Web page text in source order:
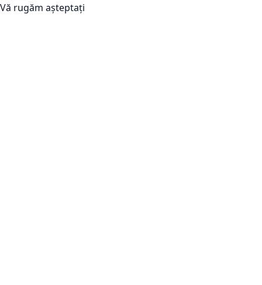
Vă rugăm așteptați